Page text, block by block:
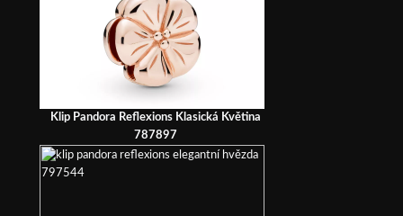
Klip Pandora Reflexions Klasická Květina
787897